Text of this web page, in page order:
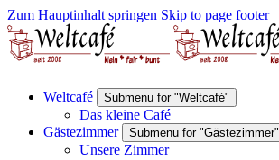
Zum Hauptinhalt springen Skip to page footer
Weltcafé Submenu for "Weltcafé"
Das kleine Café
Gästezimmer
Submenu for "Gästezimmer"
Unsere Zimmer